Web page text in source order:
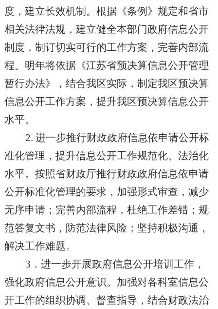
度，建立长效机制。根据《条例》规定和省市
相关法律法规，建立健全本部门政府信息公开
制度，制订切实可行的工作方案，完善内部流
程。明年将依据《江苏省预决算信息公开管理
暂行办法》，结合我区实际，制定我区预决算
信息公开工作方案，提升我区预决算信息公开
水平。
2. 进一步推行财政政府信息依申请公开标
准化管理，提升信息公开工作规范化、法治化
水平。按照省财政厅推行财政政府信息依申请
公开标准化管理的要求，加强形式审查，减少
无序申请；完善内部流程，杜绝工作差错；规
范答复文书，防范法律风险；坚持积极沟通，
解决工作难题。
3 ．进一步开展政府信息公开培训工作，
强化政府信息公开意识。加强对各科室信息公
开工作的组织协调、督查指导，结合财政法治